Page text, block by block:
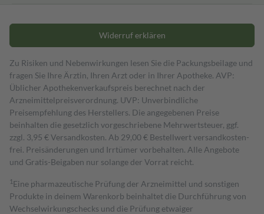
Widerruf erklären
Zu Risiken und Nebenwirkungen lesen Sie die Packungsbeilage und
fragen Sie Ihre Ärztin, Ihren Arzt oder in Ihrer Apotheke. AVP:
Üblicher Apothekenverkaufspreis berechnet nach der
Arzneimittelpreisverordnung. UVP: Unverbindliche
Preisempfehlung des Herstellers. Die angegebenen Preise
beinhalten die gesetzlich vorgeschriebene Mehrwertsteuer, ggf.
zzgl. 3,95 € Versandkosten. Ab 29,00 € Bestell­wert versand­kosten­
frei. Preisänderungen und Irrtümer vorbehalten. Alle Angebote
und Gratis-Beigaben nur solange der Vorrat reicht.
1 Eine pharmazeutische Prüfung der Arzneimittel und sonstigen
Produkte in deinem Warenkorb beinhaltet die Durchführung von
Wechselwirkungschecks und die Prüfung etwaiger